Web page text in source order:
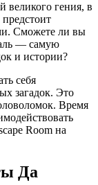
великого гения, в
Сможете ли вы
— самую
и истории?
себя
загадок. Это
Время
Room на
Да